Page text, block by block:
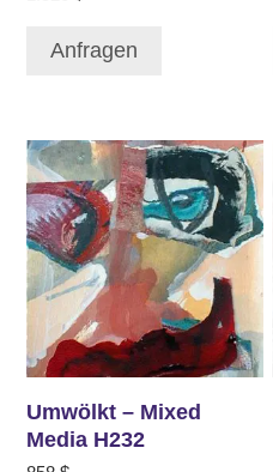
Anfragen
Umwölkt – Mixed
Media H232